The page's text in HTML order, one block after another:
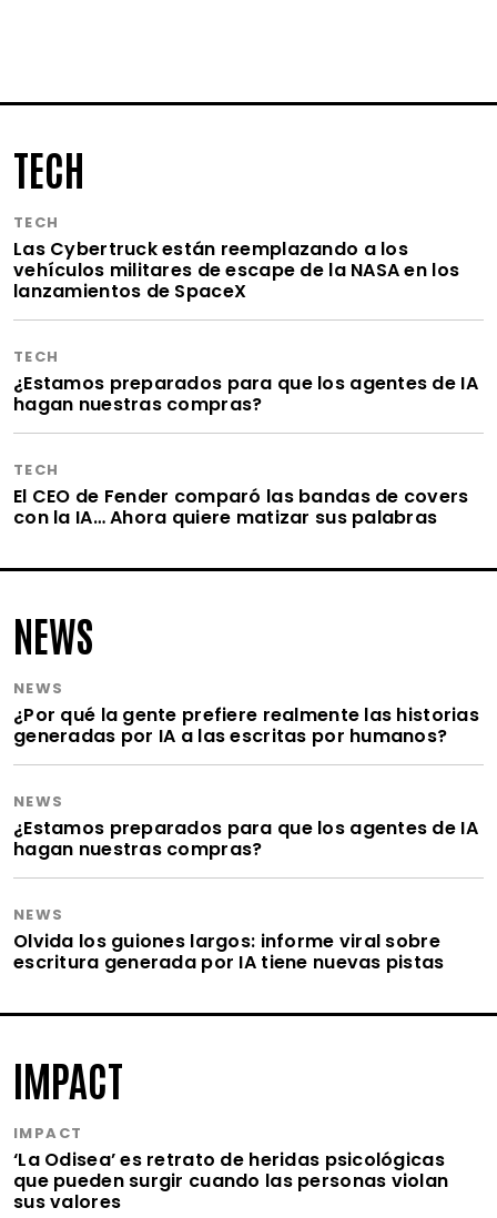
TECH
TECH
Las Cybertruck están reemplazando a los
vehículos militares de escape de la NASA en los
lanzamientos de SpaceX
TECH
¿Estamos preparados para que los agentes de IA
hagan nuestras compras?
TECH
El CEO de Fender comparó las bandas de covers
con la IA… Ahora quiere matizar sus palabras
NEWS
NEWS
¿Por qué la gente prefiere realmente las historias
generadas por IA a las escritas por humanos?
NEWS
¿Estamos preparados para que los agentes de IA
hagan nuestras compras?
NEWS
Olvida los guiones largos: informe viral sobre
escritura generada por IA tiene nuevas pistas
IMPACT
IMPACT
‘La Odisea’ es retrato de heridas psicológicas
que pueden surgir cuando las personas violan
sus valores